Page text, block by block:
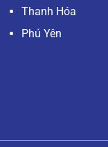
Thanh Hóa
Phú Yên